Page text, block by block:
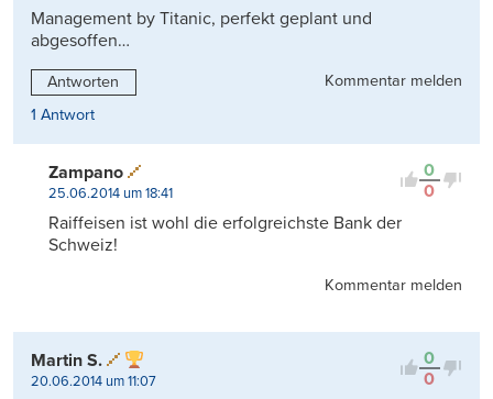
Management by Titanic, perfekt geplant und
abgesoffen…
Antworten
Kommentar melden
1 Antwort
0
0
Zampano
25.06.2014 um 18:41
Raiffeisen ist wohl die erfolgreichste Bank der
Schweiz!
Kommentar melden
0
0
Martin S.
20.06.2014 um 11:07